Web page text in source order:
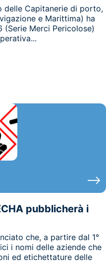
delle Capitanerie di porto,
e Marittima) ha
Merci Pericolose)
pubblicherà i
che, a partire dal 1°
i nomi delle aziende che
ed etichettature delle